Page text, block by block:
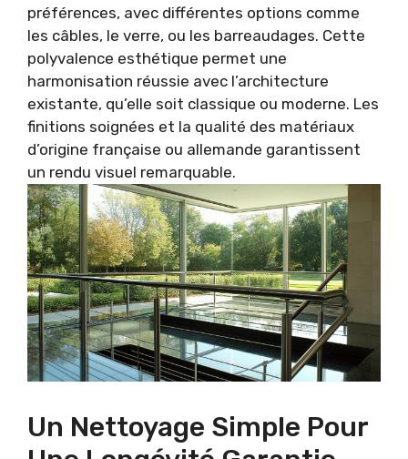
préférences, avec différentes options comme
les câbles, le verre, ou les barreaudages. Cette
polyvalence esthétique permet une
harmonisation réussie avec l’architecture
existante, qu’elle soit classique ou moderne. Les
finitions soignées et la qualité des matériaux
d’origine française ou allemande garantissent
un rendu visuel remarquable.
Un Nettoyage Simple Pour